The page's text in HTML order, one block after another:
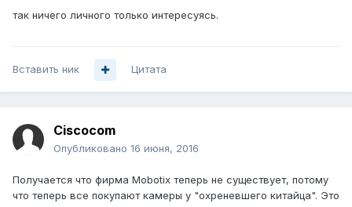
так ничего личного только интересуясь.
Вставить ник Цитата
Ciscocom
Опубликовано 16 июня, 2016
Получается что фирма Mobotix теперь не существует, потому
что теперь все покупают камеры у "охреневшего китайца". Это